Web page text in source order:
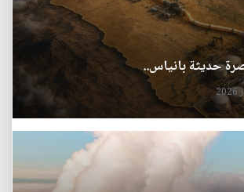
حديثة بانياس..